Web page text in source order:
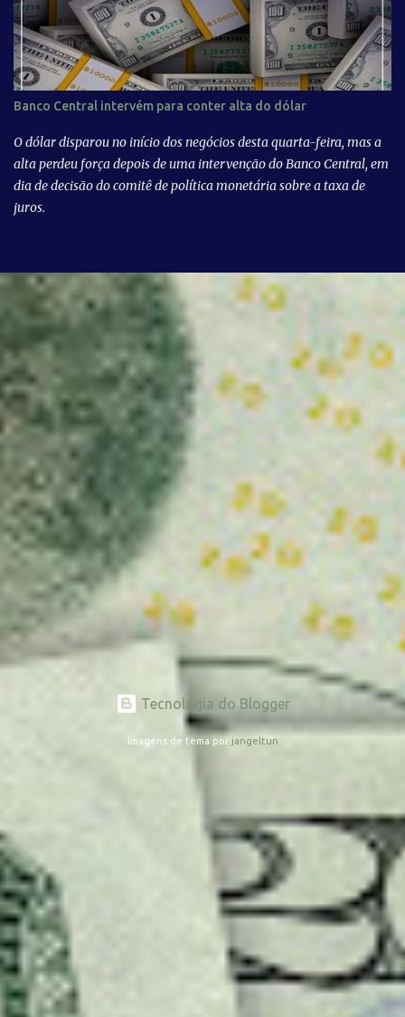
como ganhar uma grana extra no começo do ano
Banco Central intervém para conter alta do dólar
O dólar disparou no início dos negócios desta quarta-feira, mas a
alta perdeu força depois de uma intervenção do Banco Central, em
dia de decisão do comitê de política monetária sobre a taxa de
juros.
Tecnologia do Blogger
Imagens de tema por jangeltun